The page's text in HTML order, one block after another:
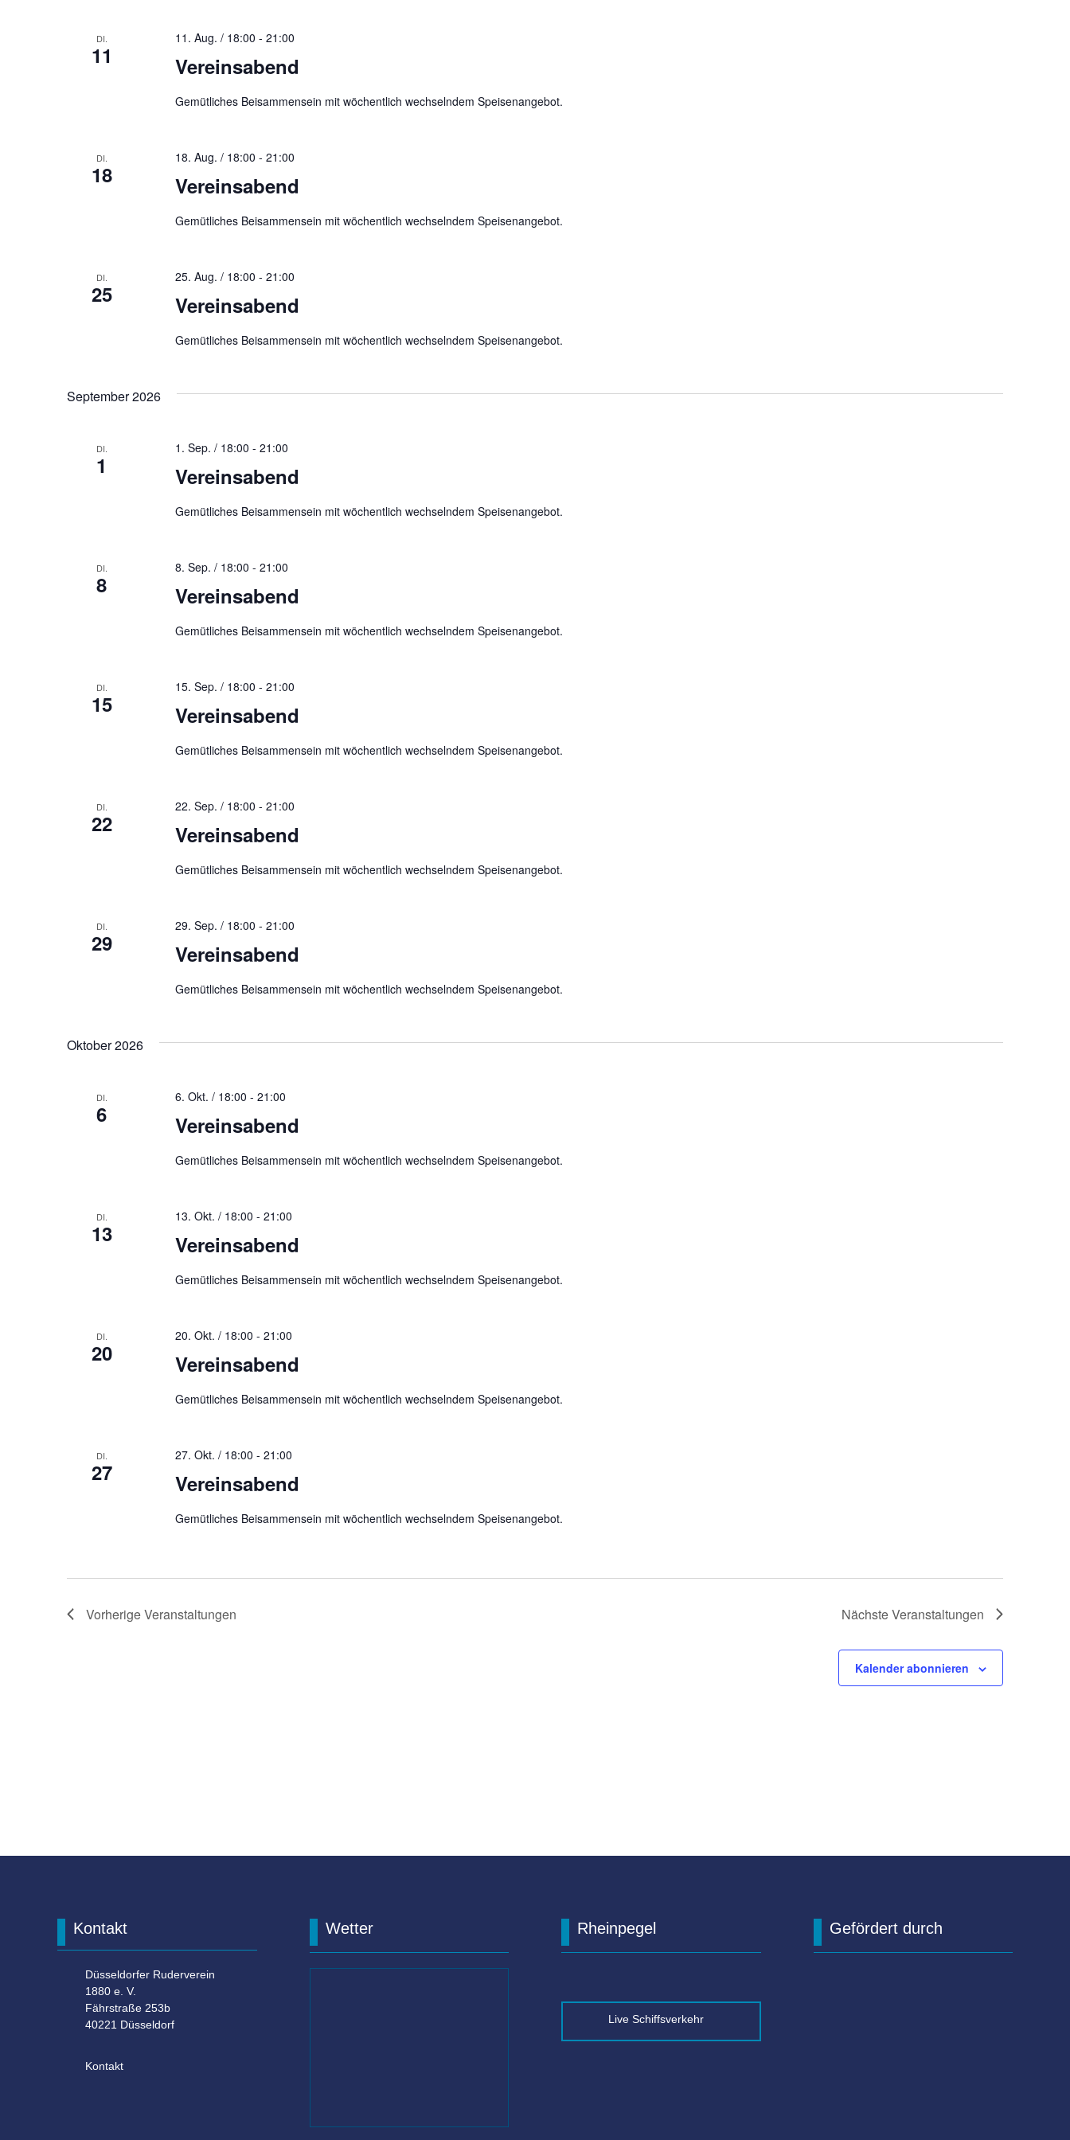
DI.
11 Vereinsabend
11. Aug. / 18:00 - 21:00
Gemütliches Beisammensein mit wöchentlich wechselndem Speisenangebot.
DI.
18 Vereinsabend
18. Aug. / 18:00 - 21:00
Gemütliches Beisammensein mit wöchentlich wechselndem Speisenangebot.
DI.
25 Vereinsabend
25. Aug. / 18:00 - 21:00
Gemütliches Beisammensein mit wöchentlich wechselndem Speisenangebot.
September 2026
DI.
1 Vereinsabend
1. Sep. / 18:00 - 21:00
Gemütliches Beisammensein mit wöchentlich wechselndem Speisenangebot.
DI.
8 Vereinsabend
8. Sep. / 18:00 - 21:00
Gemütliches Beisammensein mit wöchentlich wechselndem Speisenangebot.
DI.
15 Vereinsabend
15. Sep. / 18:00 - 21:00
Gemütliches Beisammensein mit wöchentlich wechselndem Speisenangebot.
DI.
22 Vereinsabend
22. Sep. / 18:00 - 21:00
Gemütliches Beisammensein mit wöchentlich wechselndem Speisenangebot.
DI.
29 Vereinsabend
29. Sep. / 18:00 - 21:00
Gemütliches Beisammensein mit wöchentlich wechselndem Speisenangebot.
Oktober 2026
DI.
6 Vereinsabend
6. Okt. / 18:00 - 21:00
Gemütliches Beisammensein mit wöchentlich wechselndem Speisenangebot.
DI.
13 Vereinsabend
13. Okt. / 18:00 - 21:00
Gemütliches Beisammensein mit wöchentlich wechselndem Speisenangebot.
DI.
20 Vereinsabend
20. Okt. / 18:00 - 21:00
Gemütliches Beisammensein mit wöchentlich wechselndem Speisenangebot.
DI.
27 Vereinsabend
27. Okt. / 18:00 - 21:00
Gemütliches Beisammensein mit wöchentlich wechselndem Speisenangebot.
VorherigeVeranstaltungen NächsteVeranstaltungen
Kalender abonnieren
Kontakt
Düsseldorfer Ruderverein
1880 e. V.
Fährstraße 253b
40221 Düsseldorf
Kontakt
Wetter Rheinpegel
Live Schiffsverkehr
Gefördert durch